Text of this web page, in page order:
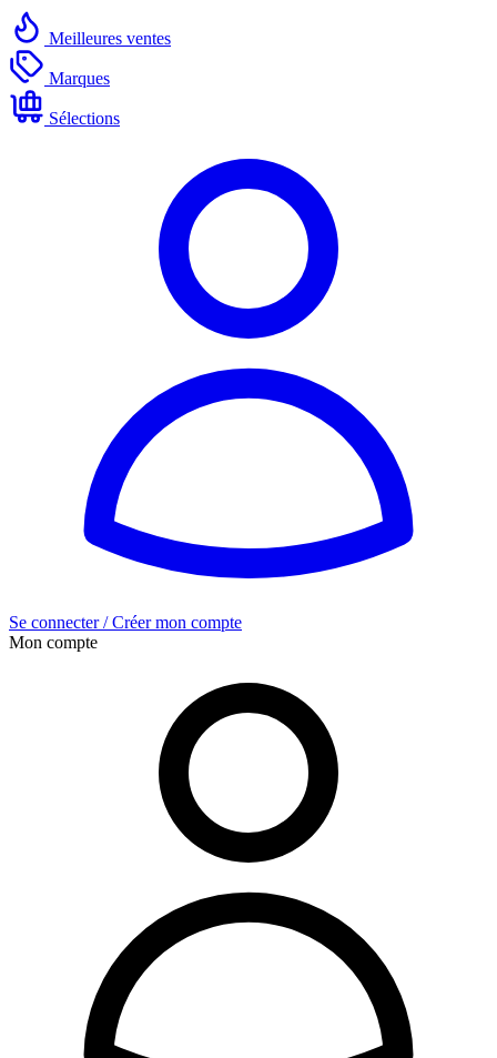
Meilleures ventes
Marques
Sélections
Se connecter / Créer mon compte
Mon compte